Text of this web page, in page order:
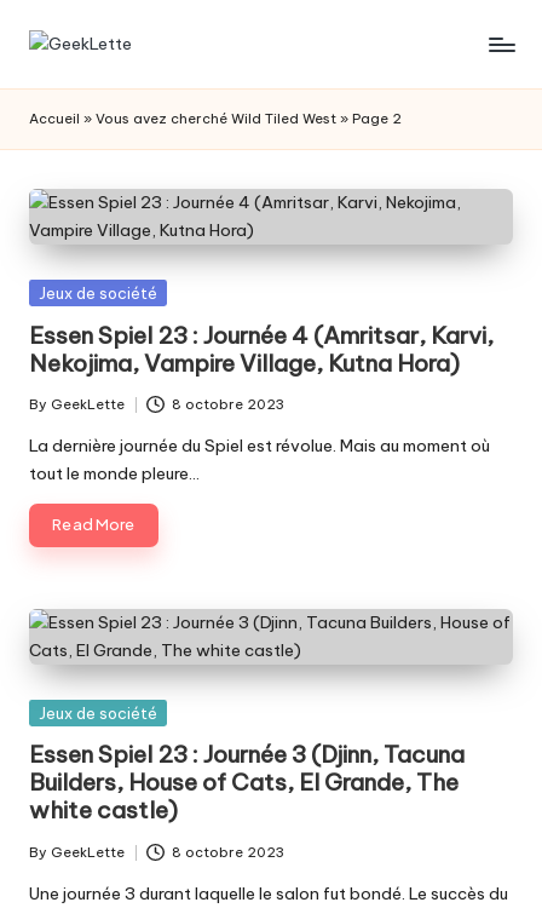
Skip
G
e
e
k
L
e
t
t
e
les
de
société
Accueil » Vous avez cherché Wild Tiled West » Page 2
Posted
Jeux de société
Essen Spiel 23 : Journée 4 (Amritsar, Karvi,
Nekojima, Vampire Village, Kutna Hora)
Posted
by
By GeekLette 8 octobre 2023
La dernière journée du Spiel est révolue. Mais au moment où
tout le monde pleure…
Read More
Posted
Jeux de société
Essen Spiel 23 : Journée 3 (Djinn, Tacuna
Builders, House of Cats, El Grande, The
white castle)
Posted
by
By GeekLette 8 octobre 2023
Une journée 3 durant laquelle le salon fut bondé. Le succès du